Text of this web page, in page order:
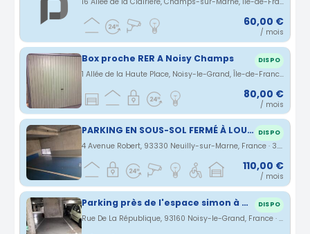
60,00 €
/ mois
Box proche RER A Noisy Champs DISPO
1 Allée de la Haute Place, Noisy-le-Grand, Île-de-France, France · 3.42 km
80,00 €
/ mois
PARKING EN SOUS-SOL FERMÉ À LOUER - NEUILLY-SUR-MARNE DISPO
4 Avenue Robert, 93330 Neuilly-sur-Marne, France · 3.53 km
110,00 €
/ mois
Parking près de l'espace simon à Noisy-le-Grand DISPO
Rue De La République, 93160 Noisy-le-Grand, France · 3.57 km